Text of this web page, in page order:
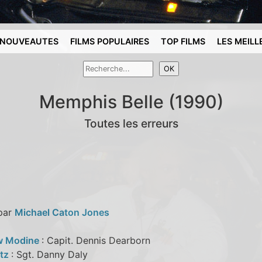
NOUVEAUTES FILMS POPULAIRES TOP FILMS LES
Memphis Belle (1990)
Toutes les erreurs
Michael Caton Jones
Modine : Capit. Dennis Dearborn
: Sgt. Danny Daly